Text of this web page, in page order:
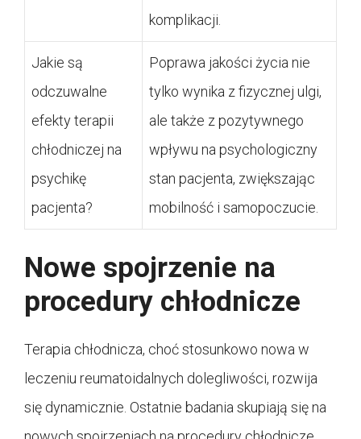
komplikacji.
Jakie są
odczuwalne
efekty terapii
chłodniczej na
psychikę
pacjenta?
Poprawa jakości życia nie
tylko wynika z fizycznej ulgi,
ale także z pozytywnego
wpływu na psychologiczny
stan pacjenta, zwiększając
mobilność i samopoczucie.
Nowe spojrzenie na
procedury chłodnicze
Terapia chłodnicza, choć stosunkowo nowa w
leczeniu reumatoidalnych dolegliwości, rozwija
się dynamicznie. Ostatnie badania skupiają się na